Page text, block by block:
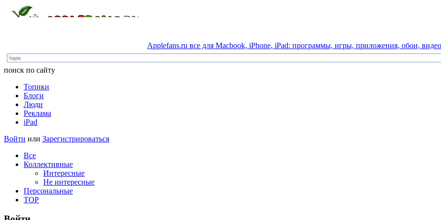
Applefans.ru все для Macbook, iPhone, iPad: программы, игры, приложения, обои, видео
поиск по сайту
Топики
Блоги
Люди
Реклама
iPad
Войти или Зарегистрироваться
Все
Коллективные
Интересные
Не интересные
Персональные
TOP